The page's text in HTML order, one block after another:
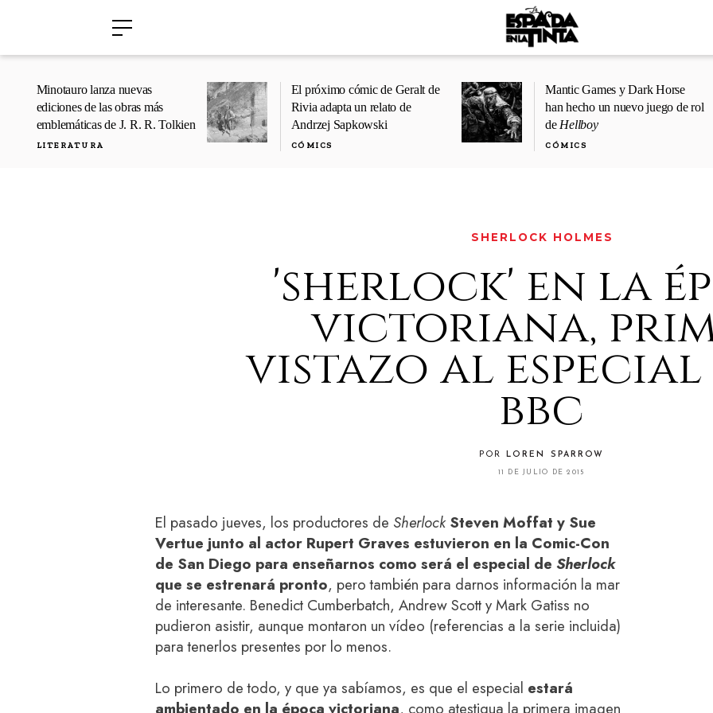
Minotauro lanza nuevas
ediciones de las obras más
emblemáticas de J. R. R. Tolkien
LITERATURA
El próximo cómic de Geralt de
Rivia adapta un relato de
Andrzej Sapkowski
CÓMICS
Mantic Games y Dark Horse
han hecho un nuevo juego de rol
de Hellboy
CÓMICS
SHERLOCK HOLMES
'sherlock' en la
victoriana,
vistazo al
bbc
POR LOREN SPARROW
11 DE JULIO DE 2015
El pasado jueves, los productores de SherlockSteven Moffat y Sue
Vertue junto al actor Rupert Graves estuvieron en la Comic-Con
de San Diego para enseñarnos como será el especial de Sherlock
que se estrenará pronto, pero también para darnos información la mar
de interesante. Benedict Cumberbatch, Andrew Scott y Mark Gatiss no
pudieron asistir, aunque montaron un vídeo (referencias a la serie incluida)
para tenerlos presentes por lo menos.
Lo primero de todo, y que ya sabíamos, es que el especial estará
ambientado en la época victoriana, como atestigua la primera imagen
›